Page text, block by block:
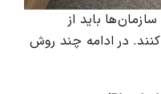
باید از
در ادامه چند روش